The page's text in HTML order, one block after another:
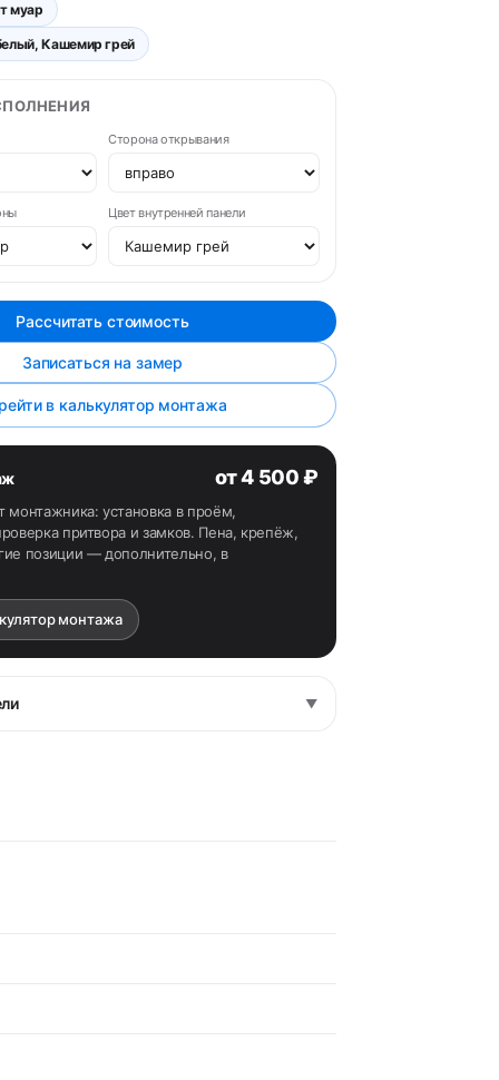
муар
Кашемир грей
Сторона открывания
Цвет внутренней панели
Рассчитать стоимость
Записаться на замер
в калькулятор монтажа
от 4 500 ₽
монтажника: установка в проём,
притвора и замков. Пена, крепёж,
позиции — дополнительно, в
монтажа
▼